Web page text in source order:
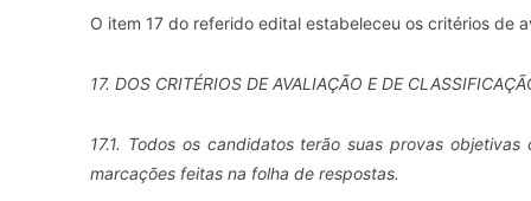
O item 17 do referido edital estabeleceu os critérios de
17. DOS CRITÉRIOS DE AVALIAÇÃO E DE
17.1. Todos os candidatos terão suas provas
marcações feitas na folha de respostas.